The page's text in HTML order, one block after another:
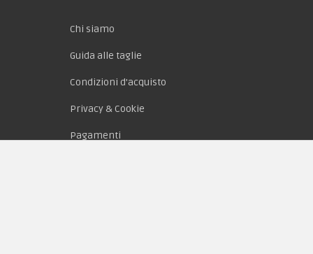
Chi siamo
Guida alle taglie
Condizioni d'acquisto
Privacy & Cookie
Pagamenti